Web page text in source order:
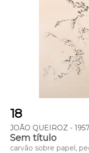
18
JOÃO QUEIROZ -
Sem título
carvão sobre papel,